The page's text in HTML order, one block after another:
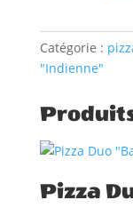
"Indienne"
Catégorie :
"Indienne"
Pizza